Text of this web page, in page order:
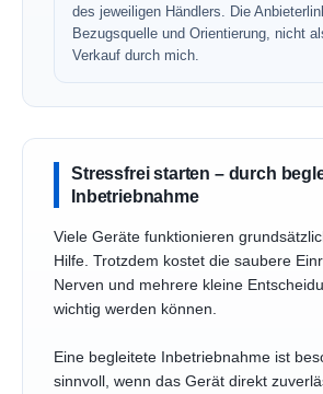
des jeweiligen Händlers. Die
Bezugsquelle und Orientierung, nicht
Verkauf durch mich.
Stressfrei starten – durch
Inbetriebnahme
Viele Geräte funktionieren
Hilfe. Trotzdem kostet die saubere
Nerven und mehrere kleine
wichtig werden können.
Eine begleitete Inbetriebnahme ist
sinnvoll, wenn das Gerät direkt